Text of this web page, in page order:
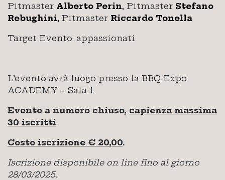
Pitmaster Alberto Perin, Pitmaster Stefano
Rebughini, Pitmaster Riccardo Tonella
Target Evento: appassionati
L’evento avrà luogo presso la BBQ Expo
ACADEMY – Sala 1
Evento a numero chiuso, capienza massima
30 iscritti.
Costo iscrizione € 20,00.
Iscrizione disponibile on line fino al giorno
28/03/2025.